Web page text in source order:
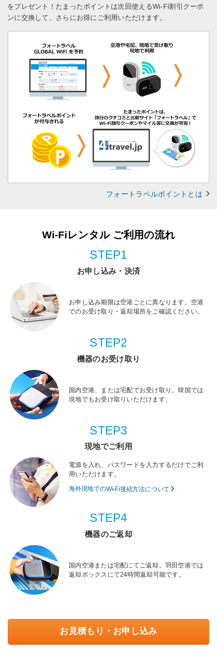
をプレゼント！ たまったポイントは次回使えるWi-Fi割引クーポ
ンに交換して、さらにお得にご利用いただけます。
フォートラベルポイントとは
Wi-Fiレンタル ご利用の流れ
STEP1
お申し込み・決済
お申し込み期限は空港ごとに異なります。空港
でのお受け取り・返却場所をご確認ください。
STEP2
機器のお受け取り
国内空港、または宅配でお受け取り。韓国では
現地でもお受け取りいただけます。
STEP3
現地でご利用
電源を入れ、パスワードを入力するだけでご利
用いただけます。
海外現地でのWi-Fi接続方法について
STEP4
機器のご返却
国内空港または宅配にてご返却。羽田空港では
返却ボックスにて24時間返却可能です。
お見積もり・お申し込み